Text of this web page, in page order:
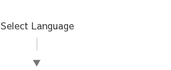
Select Language
▼